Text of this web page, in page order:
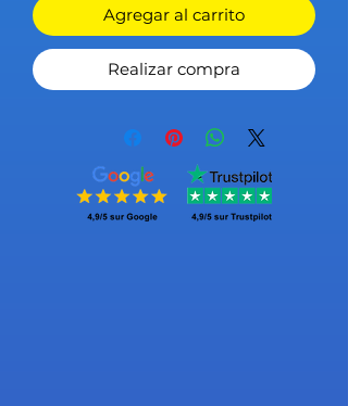
Agregar al carrito
Realizar compra